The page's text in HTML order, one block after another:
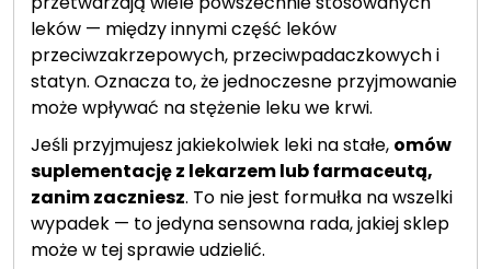
leków — między innymi część leków
przeciwzakrzepowych, przeciwpadaczkowych i
statyn. Oznacza to, że jednoczesne przyjmowanie
może wpływać na stężenie leku we krwi.
Jeśli przyjmujesz jakiekolwiek leki na stałe, omów
suplementację z lekarzem lub farmaceutą,
zanim zaczniesz. To nie jest formułka na wszelki
wypadek — to jedyna sensowna rada, jakiej sklep
może w tej sprawie udzielić.